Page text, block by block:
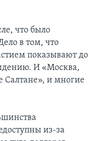
что было
в том, что
показывают до
И «Москва,
Салтане», и многие
из-за